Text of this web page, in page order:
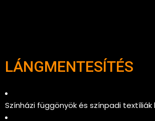
LÁNGMENTESÍTÉS
Színházi függönyök és színpadi